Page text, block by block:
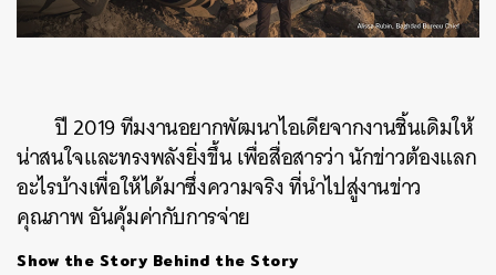
ปี 2019ทีมงานอยากพัฒนาไอเดียจากงานชิ้นเดิมให้
น่าสนใจและทรงพลังยิ่งขึ้นเพื่อสื่อสารว่านักข่าวต้องแลก
อะไรบ้างเพื่อให้ได้มาซึ่งความจริงที่นำไปสู่งานข่าว
คุณภาพอันคุ้มค่ากับการจ่าย
Show the Story Behind the Story